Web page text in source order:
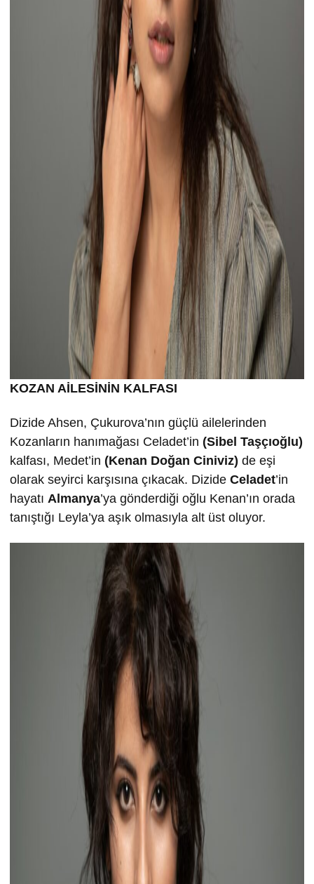
KOZAN AİLESİNİN KALFASI
Dizide Ahsen, Çukurova’nın güçlü ailelerinden
Kozanların hanımağası Celadet’in (Sibel Taşçıoğlu)
kalfası, Medet’in (Kenan Doğan Ciniviz) de eşi
olarak seyirci karşısına çıkacak. Dizide Celadet’in
hayatı Almanya’ya gönderdiği oğlu Kenan’ın orada
tanıştığı Leyla’ya aşık olmasıyla alt üst oluyor.